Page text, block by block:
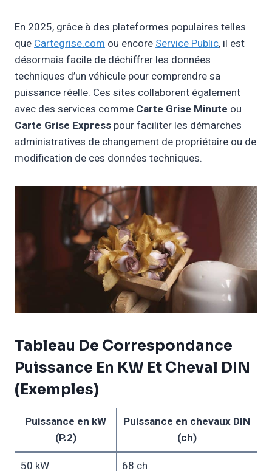
En 2025, grâce à des plateformes populaires telles
queCartegrise.com ou encoreService Public, il est
désormais facile de déchiffrer les données
techniques d’un véhicule pour comprendre sa
puissance réelle. Ces sites collaborent également
avec des services comme Carte Grise Minute ou
Carte Grise Express pour faciliter les démarches
administratives de changement de propriétaire ou de
modification de ces données techniques.
Tableau De Correspondance
Puissance En KW Et Cheval DIN
(exemples)
Puissance en kW
(P.2)
Puissance en chevaux DIN
(ch)
50 kW
68 ch